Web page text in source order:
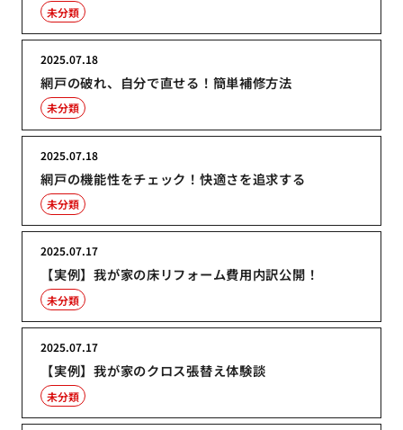
未分類
網戸の破れ、自分で直せる！簡単補修方法
2025.07.18
未分類
網戸の機能性をチェック！快適さを追求する
2025.07.18
未分類
【実例】我が家の床リフォーム費用内訳公開！
2025.07.17
未分類
【実例】我が家のクロス張替え体験談
2025.07.17
未分類